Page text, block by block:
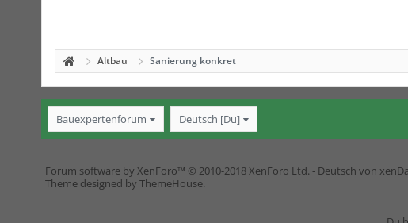
Altbau Sanierung konkret
Bauexpertenforum Deutsch [Du]
Forum software by XenForo™ © 2010-2018 XenForo Ltd. - Deutsch von
Theme designed by ThemeHouse.